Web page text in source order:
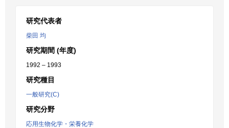
研究代表者
柴田 均
研究期間 (年度)
1992 – 1993
研究種目
一般研究(C)
研究分野
応用生物化学・栄養化学